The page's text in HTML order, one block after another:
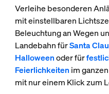
Verleihe besonderen
mit einstellbaren
Beleuchtung an Wegen
Landebahn fürSanta
Halloweenoder für
Feierlichkeiten im
mit nur einem Klick zum